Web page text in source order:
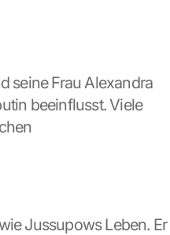
seine Frau Alexandra
beeinflusst. Viele
Jussupows Leben. Er